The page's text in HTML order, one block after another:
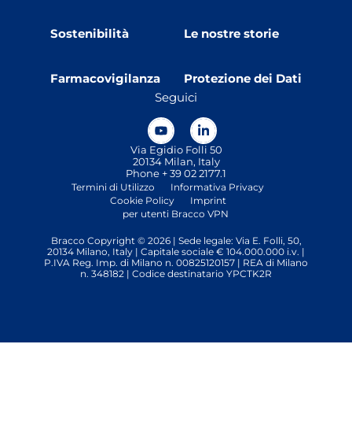
Sostenibilità Le nostre storie
Farmacovigilanza
Protezione dei Dati
Seguici
Via Egidio Folli 50
20134 Milan, Italy
Phone + 39 02 2177.1
Termini di Utilizzo
Informativa Privacy
Cookie Policy
Imprint
per utenti Bracco VPN
Bracco Copyright © 2026 | Sede legale: Via E. Folli, 50,
20134 Milano, Italy | Capitale sociale € 104.000.000 i.v. |
P.IVA Reg. Imp. di Milano n. 00825120157 | REA di Milano
n. 348182 | Codice destinatario YPCTK2R